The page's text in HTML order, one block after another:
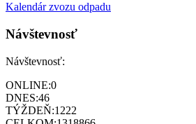
Kalendár zvozu odpadu
Návštevnosť
Návštevnosť:
ONLINE:0
DNES:46
TÝŽDEŇ:1222